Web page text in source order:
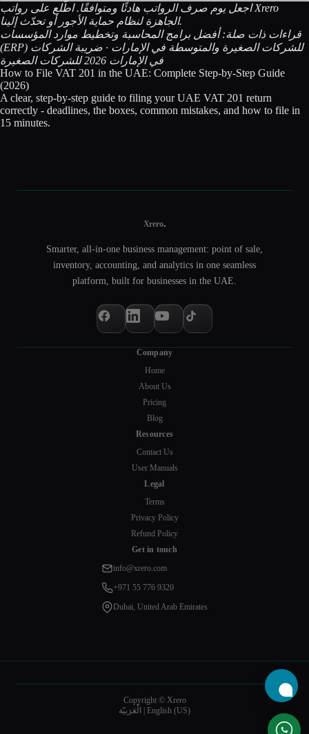
اجعل يوم صرف الرواتب هادئًا ومتوافقًا.اطّلع على رواتب Xrero
الجاهزة لنظام حماية الأجور أوتحدّث إلينا
.
قراءات ذات صلة:أفضل برامج المحاسبة وتخطيط موارد المؤسسات
(ERP) للشركات الصغيرة والمتوسطة في الإمارات · ضريبة الشركات
في الإمارات 2026 للشركات الصغيرة
How to File VAT 201 in the UAE: Complete Step-by-Step Guide
(2026)
A clear, step-by-step guide to filing your UAE VAT 201 return
correctly - deadlines, the boxes, common mistakes, and how to file in
15 minutes.
Xrero.
Smarter, all-in-one business management: point of sale,
inventory, accounting, and analytics in one seamless
platform, built for businesses in the UAE.
Company
Home
About Us
Pricing
Blog
Resources
Contact Us
User Manuals
Legal
Terms
Privacy Policy
Refund Policy
Get in touch
info@xrero.com
+971 55 776 9320
Dubai, United Arab Emirates
Copyright © Xrero
الْعَرَبيّة
English (US)